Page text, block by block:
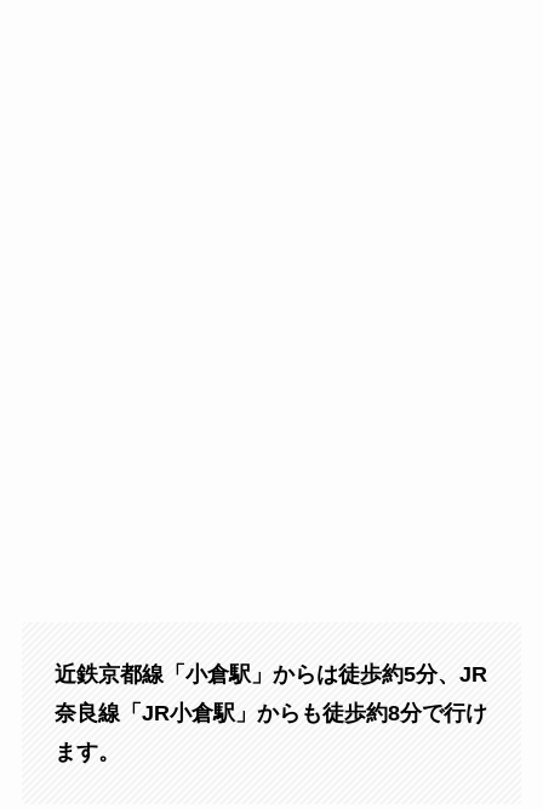
近鉄京都線「小倉駅」からは徒歩約5分、JR
奈良線「JR小倉駅」からも徒歩約8分で行け
ます。